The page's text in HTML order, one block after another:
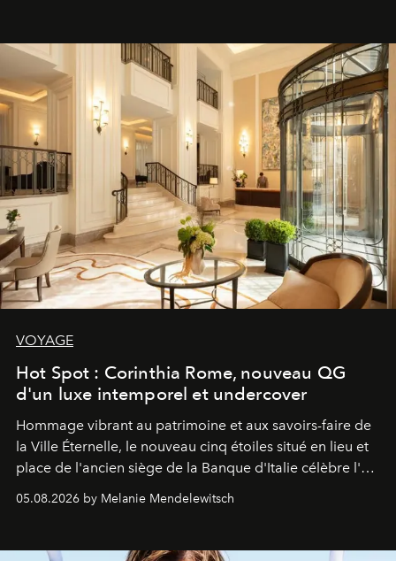
VOYAGE
Hot Spot : Corinthia Rome, nouveau QG
d'un luxe intemporel et undercover
Hommage vibrant au patrimoine et aux savoirs-faire de
la Ville Éternelle, le nouveau cinq étoiles situé en lieu et
place de l'ancien siège de la Banque d'Italie célèbre l'art
05.08.2026 by Melanie Mendelewitsch